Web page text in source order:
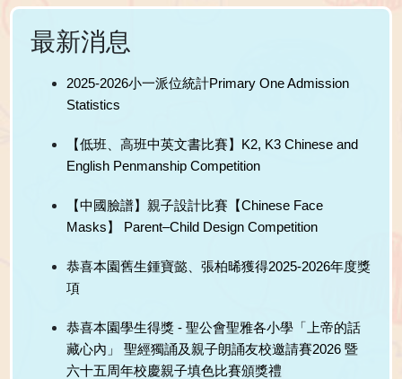
最新消息
2025-2026小一派位統計Primary One Admission
Statistics
【低班、高班中英文書比賽】K2, K3 Chinese and
English Penmanship Competition
【中國臉譜】親子設計比賽【Chinese Face
Masks】 Parent–Child Design Competition
恭喜本園舊生鍾寶懿、張柏晞獲得2025-2026年度獎
項
恭喜本園學生得獎 - 聖公會聖雅各小學「上帝的話
藏心內」 聖經獨誦及親子朗誦友校邀請賽2026 暨
六十五周年校慶親子填色比賽頒獎禮